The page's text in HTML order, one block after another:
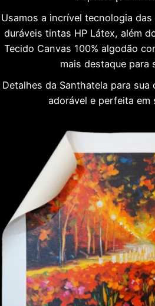
Usamos a incrível tecnologia
duráveis tintas HP Látex, além
Tecido Canvas 100% algodão
mais destaque para
Detalhes da Santhatela para
adorável e perfeita em